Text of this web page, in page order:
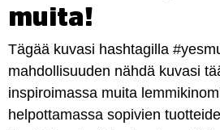
muita!
Tägää kuvasi hashtagilla
mahdollisuuden nähdä kuvasi
inspiroimassa muita
helpottamassa sopivien